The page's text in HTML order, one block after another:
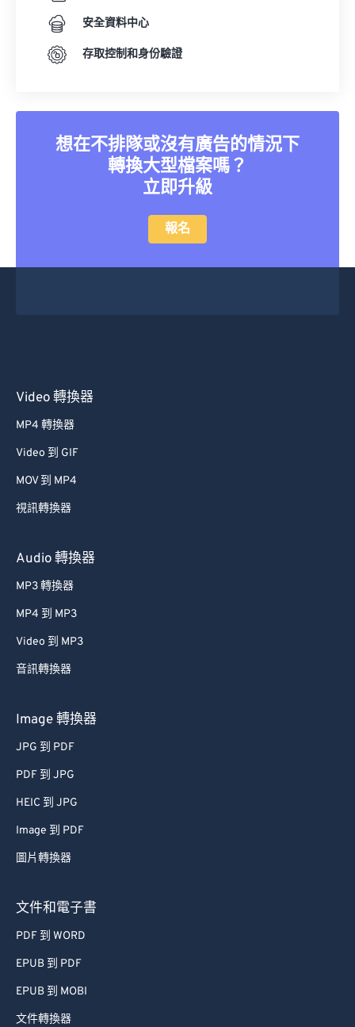
安全資料中心
存取控制和身份驗證
想在不排隊或沒有廣告的情況下
轉換大型檔案嗎？
立即升級
報名
Video 轉換器
MP4 轉換器
Video 到 GIF
MOV 到 MP4
視訊轉換器
Audio 轉換器
MP3 轉換器
MP4 到 MP3
Video 到 MP3
音訊轉換器
Image 轉換器
JPG 到 PDF
PDF 到 JPG
HEIC 到 JPG
Image 到 PDF
圖片轉換器
文件和電子書
PDF 到 WORD
EPUB 到 PDF
EPUB 到 MOBI
文件轉換器